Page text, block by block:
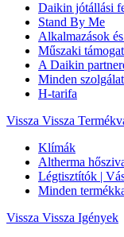
Daikin jótállási
Stand By Me
Alkalmazások
Műszaki
A Daikin
Minden
H-tarifa
Vissza Vissza
Klímák
Altherma
Légtisztítók |
Minden
Vissza Vissza Igények